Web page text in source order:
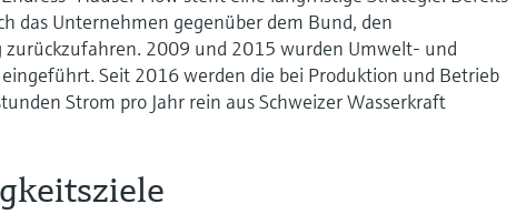
das Unternehmen gegenüber dem Bund, den
zurückzufahren. 2009 und 2015 wurden Umwelt- und
Seit 2016 werden die bei Produktion und Betrieb
Strom pro Jahr rein aus Schweizer Wasserkraft